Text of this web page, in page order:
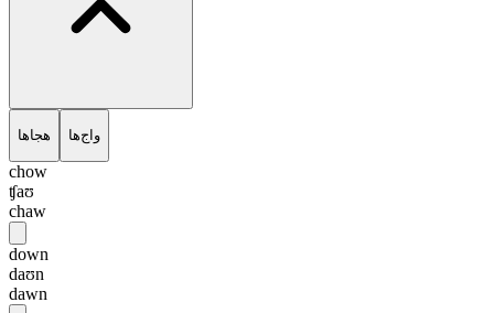
هجاها واج‌ها
chow
ʧaʊ
chaw
down
daʊn
dawn